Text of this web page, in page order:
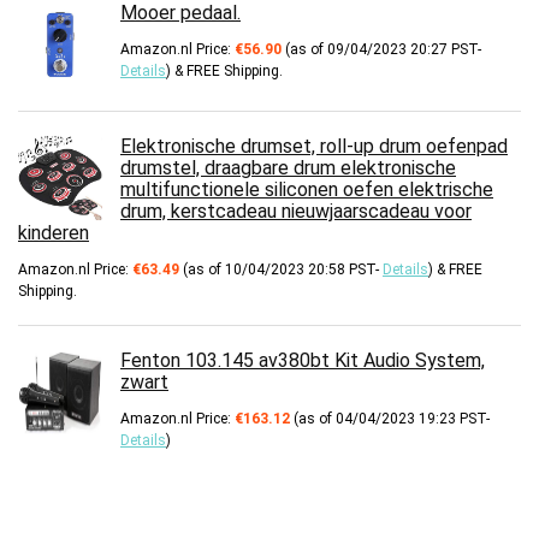
Mooer pedaal.
Amazon.nl Price: €56.90 (as of 09/04/2023 20:27 PST-
Details) & FREE Shipping.
Elektronische drumset, roll-up drum oefenpad
drumstel, draagbare drum elektronische
multifunctionele siliconen oefen elektrische
drum, kerstcadeau nieuwjaarscadeau voor
kinderen
Amazon.nl Price: €63.49 (as of 10/04/2023 20:58 PST- Details) & FREE
Shipping.
Fenton 103.145 av380bt Kit Audio System,
zwart
Amazon.nl Price: €163.12 (as of 04/04/2023 19:23 PST-
Details)